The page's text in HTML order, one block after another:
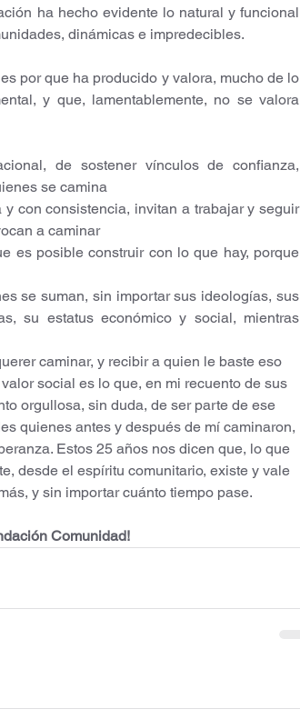
ha hecho evidente lo natural y funcional
dinámicas e impredecibles.
por que ha producido y valora, mucho de lo
y que, lamentablemente, no se valora
de sostener vínculos de confianza,
se camina
con consistencia, invitan a trabajar y seguir
a caminar
es posible construir con lo que hay, porque
se suman, sin importar sus ideologías, sus
su estatus económico y social, mientras
caminar, y recibir a quien le baste eso
social es lo que, en mi recuento de sus
orgullosa, sin duda, de ser parte de ese
quienes antes y después de mí caminaron,
Estos 25 años nos dicen que, lo que
desde el espíritu comunitario, existe y vale
y sin importar cuánto tiempo pase.
Comunidad!